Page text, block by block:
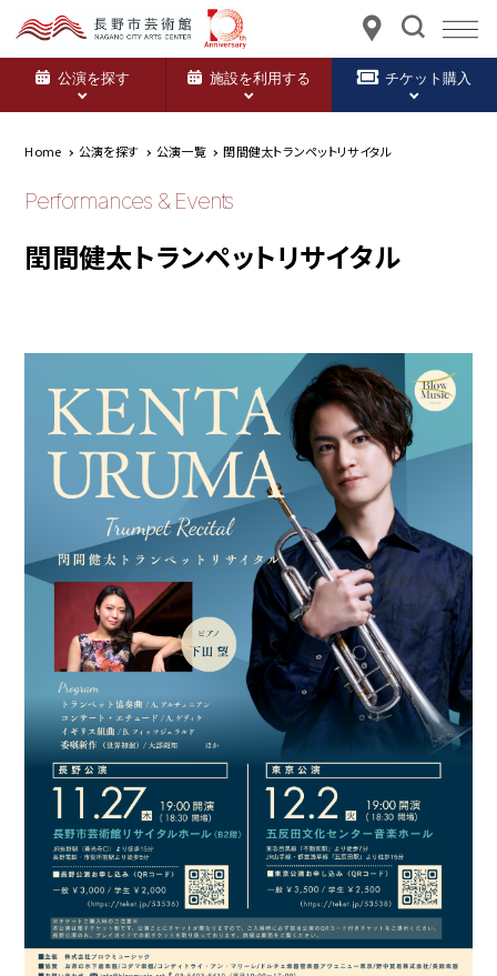
公演を探す 施設を利用する チケット購入
Home 公演を探す 公演一覧 閏間健太トランペットリサイタル
Performances & Events
閏間健太トランペットリサイタル